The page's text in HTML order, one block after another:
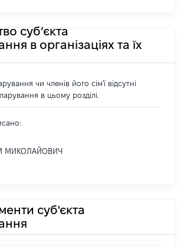
суб’єкта
в організаціях та їх
чи членів його сім'ї відсутні
в цьому розділі.
МИКОЛАЙОВИЧ
суб'єкта